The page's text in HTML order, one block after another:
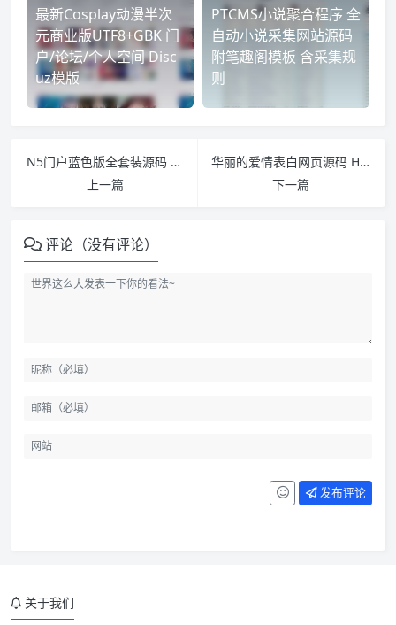
最新Cosplay动漫半次
元商业版UTF8+GBK 门
户/论坛/个人空间 Disc
uz模版
PTCMS小说聚合程序 全
自动小说采集网站源码
附笔趣阁模板 含采集规
则
N5门户蓝色版全套装源码 大气的宽屏地方门户网站 分类信息+店铺点评 Discuz内核
上一篇
华丽的爱情表白网页源码 HTML JS+CSS+DIV
下一篇
评论（没有评论）
发布评论
关于我们